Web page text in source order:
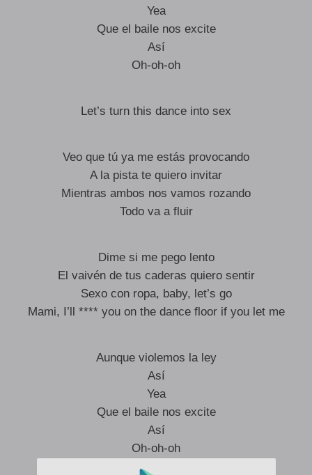
Yea
Que el baile nos excite
Así
Oh-oh-oh
Let’s turn this dance into sex
Veo que tú ya me estás provocando
A la pista te quiero invitar
Mientras ambos nos vamos rozando
Todo va a fluir
Dime si me pego lento
El vaivén de tus caderas quiero sentir
Sexo con ropa, baby, let’s go
Mami, I’ll **** you on the dance floor if you let me
Aunque violemos la ley
Así
Yea
Que el baile nos excite
Así
Oh-oh-oh